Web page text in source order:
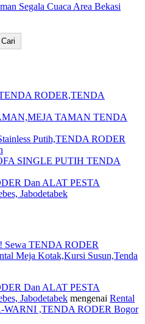
Segala Cuaca Area Bekasi
Cari
RODER,TENDA
TAMAN TENDA
Putih,TENDA RODER
SINGLE PUTIH TENDA
Dan ALAT PESTA
Jabodetabek
Sewa TENDA RODER
Meja Kotak,Kursi Susun,Tenda
Dan ALAT PESTA
Jabodetabek mengenai Rental
,TENDA RODER Bogor